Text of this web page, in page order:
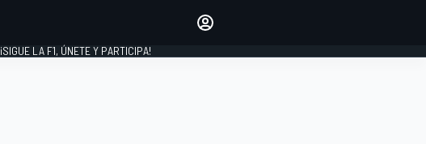
¡SIGUE LA F1, ÚNETE Y PARTICIPA!